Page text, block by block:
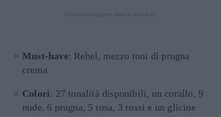
Must-have: Rebel, mezzo toni di prugna
crema
Colori: 27 tonalità disponibili, un corallo, 9
nude, 6 prugna, 5 rosa, 3 rossi e un glicine